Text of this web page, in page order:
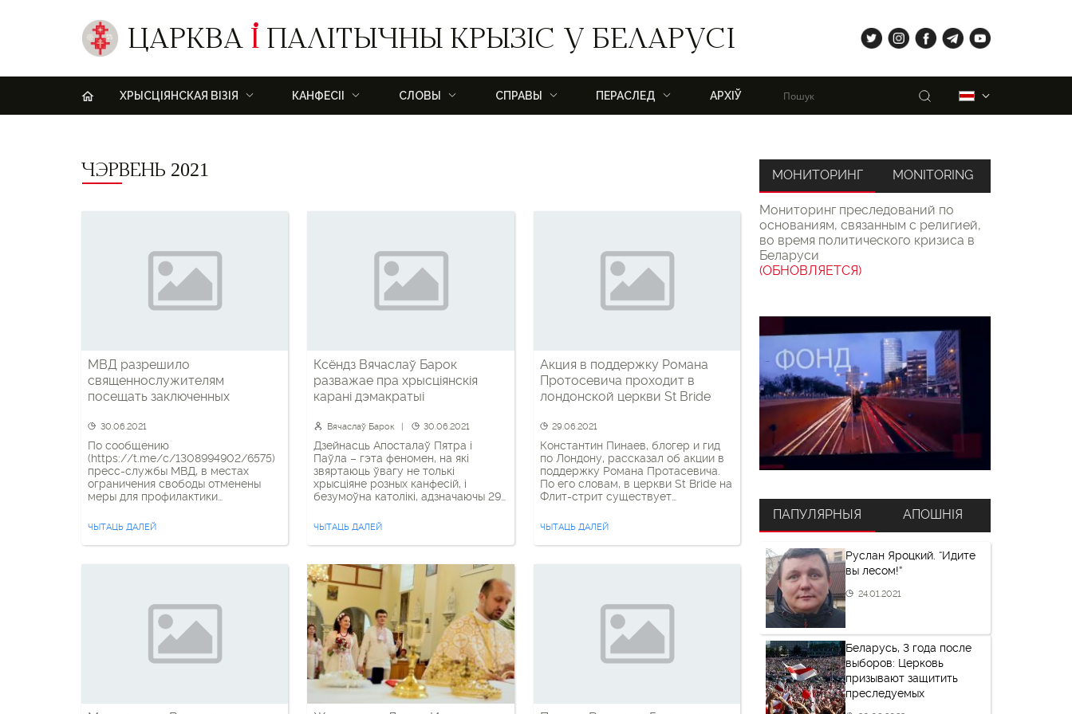
ЦАРКВА І ПАЛІТЫЧНЫ КРЫЗІС У БЕЛАРУСІ
ХРЫСЦІЯНСКАЯ ВІЗІЯ КАНФЕСІІ СЛОВЫ СПРАВЫ ПЕРАСЛЕД АРХІЎ Пошук
tw ig fb tg yt
ЧЭРВЕНЬ 2021
МВД разрешило
священнослужителям
посещать заключенных
30.06.2021
По сообщению
(https://t.me/c/1308994902/6575)
пресс-службы МВД, в местах
ограничения свободы отменены
меры для профилактики
учреждениях уголовно-
исполнительной системы
полностью возобновлены
время. Трудно сказать, что именно
повлияло на такое решение – то ли
вирус стал ещё более невидимым,
чем раньше, […]
ЧЫТАЦЬ ДАЛЕЙ
Ксёндз Вячаслаў Барок
разважае пра хрысціянскія
карані дэмакратыі
Вячаслаў Барок 30.06.2021
Дзейнасць Апосталаў Пятра і
Паўла – гэта феномен, на які
звяртаюць ўвагу не толькі
хрысціяне розных канфесій, і
безумоўна католікі, адзначаючы 29
але і ўвесь свет. Нічога дзіўнага, бо
гэта на вучэнні, якое прапаведвалі
Апосталы будавалася Еўропа. Як
дэмакратыі і правы чалавека, чым
ганарыцца сёння ўвесь […]
ЧЫТАЦЬ ДАЛЕЙ
Акция в поддержку Романа
Протосевича проходит в
лондонской церкви St Bride
29.06.2021
Константин Пинаев, блогер и гид
по Лондону, рассказал об акции в
поддержку Романа Протасевича.
По его словам, в церкви St Bride на
Флит-стрит существует
свечки журналистам. Обычно,
лондонцы почитают здесь память
умерших работников медиа-
ЧЫТАЦЬ ДАЛЕЙ
МОНИТОРИНГ
Мониторинг преследований по
основаниям, связанным с религией,
во время политического кризиса в
Беларуси
(ОБНОВЛЯЕТСЯ)
MONITORING
ПАПУЛЯРНЫЯ
Руслан Яроцкий. “Идите
вы лесом!”
24.01.2021
Беларусь, 3 года после
выборов: Церковь
призывают защитить
преследуемых
АПОШНІЯ